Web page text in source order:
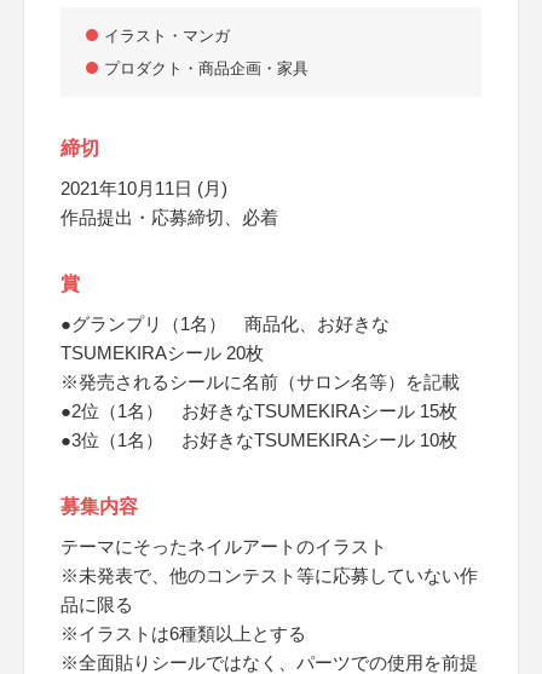
イラスト・マンガ
プロダクト・商品企画・家具
締切
2021年10月11日 (月)
作品提出・応募締切、必着
賞
●グランプリ（1名） 商品化、お好きな
TSUMEKIRAシール 20枚
※発売されるシールに名前（サロン名等）を記載
●2位（1名） お好きなTSUMEKIRAシール 15枚
●3位（1名） お好きなTSUMEKIRAシール 10枚
募集内容
テーマにそったネイルアートのイラスト
※未発表で、他のコンテスト等に応募していない作
品に限る
※イラストは6種類以上とする
※全面貼りシールではなく、パーツでの使用を前提